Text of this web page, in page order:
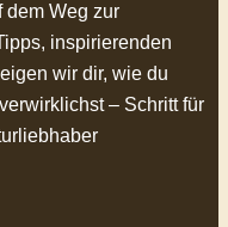
dem Weg zur
inspirierenden
wir dir, wie du
– Schritt für